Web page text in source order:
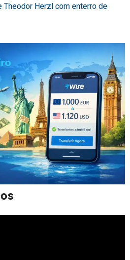
Herzl com enterro de